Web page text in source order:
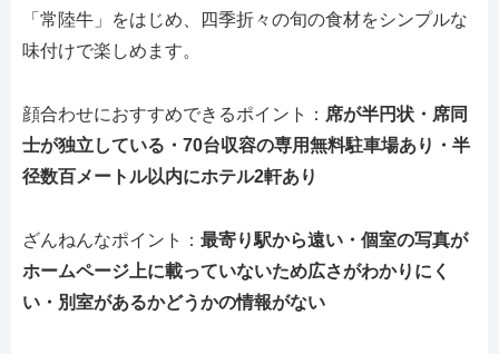
「常陸牛」をはじめ、四季折々の旬の食材をシンプルな
味付けで楽しめます。
顔合わせにおすすめできるポイント： 席が半円状・席同
士が独立している・70台収容の専用無料駐車場あり・半
径数百メートル以内にホテル2軒あり
ざんねんなポイント： 最寄り駅から遠い・個室の写真が
ホームページ上に載っていないため広さがわかりにく
い・別室があるかどうかの情報がない